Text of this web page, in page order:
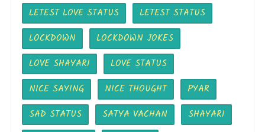
LETEST LOVE STATUS
LETEST STATUS
LOCKDOWN
LOCKDOWN JOKES
LOVE SHAYARI
LOVE STATUS
NICE SAYING
NICE THOUGHT
PYAR
SAD STATUS
SATYA VACHAN
SHAYARI